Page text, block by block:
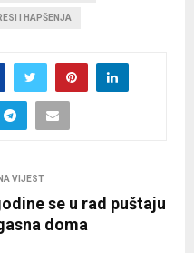
I HAPŠENJA
VIJEST
se u rad puštaju
doma